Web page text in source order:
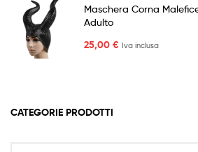
Maschera Corna
Adulto
25,00 € Iva inclusa
CATEGORIE PRODOTTI